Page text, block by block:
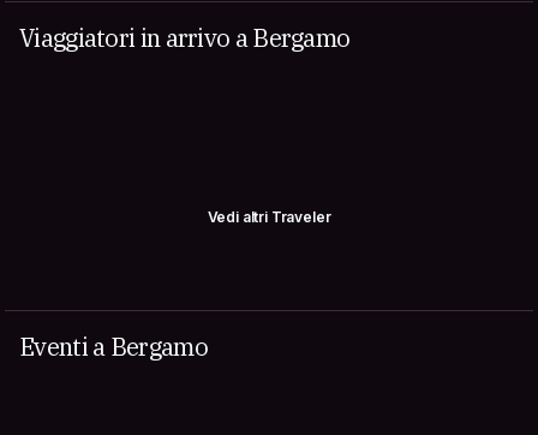
Viaggiatori in arrivo a Bergamo
Vedi altri Traveler
Eventi a Bergamo